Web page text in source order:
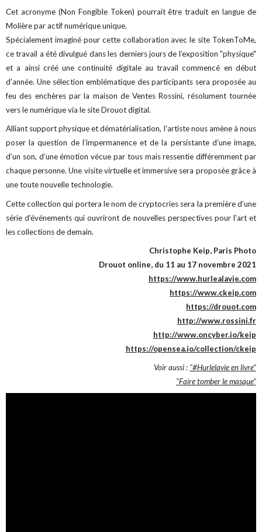
Cet acronyme (Non Fongible Token) pourrait être traduit en langue de
Molière par actif numérique unique.
Spécialement imaginé pour cette collaboration avec le site TokenToMe,
ce travail a été divulgué dans les derniers jours de l’exposition "physique"
et a ainsi créé une continuité digitale au travail commencé en début
d’année. Une sélection emblématique des participants sera proposée au
feu des enchères par la maison de Ventes Rossini, résolument tournée
vers le numérique via le site Drouot digital.
Alliant support physique et dématérialisation, l’artiste nous amène à nous
poser la question de l’impermanence et de la persistante d’une image,
d’un son, d’une émotion vécue par tous mais ressentie différemment par
chaque personne. Une visite virtuelle et immersive sera proposée grâce à
une toute nouvelle technologie.
Cette collection qui portera le nom de cryptocries sera la première d’une
série d’événements qui ouvriront de nouvelles perspectives pour l'art et
les collections de demain.
Christophe Keip, Paris Photo
Drouot online, du 11 au 17 novembre 2021
https://www.hurlealavie.com
https://www.ckeip.com
https://drouot.com
http://www.rossini.fr
http://www.oncyber.io/keip
https://opensea.io/collection/ckeip
Voir aussi : "#Hurlelavie en livre"
"Faire tomber le masque"